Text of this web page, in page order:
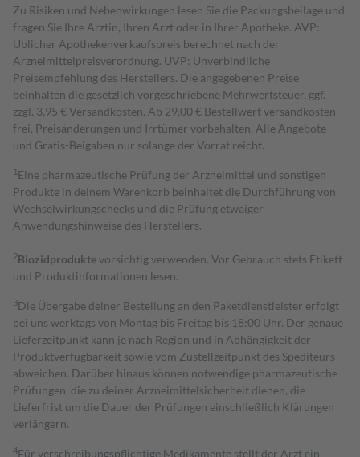
Zu Risiken und Nebenwirkungen lesen Sie die Packungsbeilage und
fragen Sie Ihre Ärztin, Ihren Arzt oder in Ihrer Apotheke. AVP:
Üblicher Apothekenverkaufspreis berechnet nach der
Arzneimittelpreisverordnung. UVP: Unverbindliche
Preisempfehlung des Herstellers. Die angegebenen Preise
beinhalten die gesetzlich vorgeschriebene Mehrwertsteuer, ggf.
zzgl. 3,95 € Versandkosten. Ab 29,00 € Bestell­wert versand­kosten­
frei. Preisänderungen und Irrtümer vorbehalten. Alle Angebote
und Gratis-Beigaben nur solange der Vorrat reicht.
1 Eine pharmazeutische Prüfung der Arzneimittel und sonstigen
Produkte in deinem Warenkorb beinhaltet die Durchführung von
Wechselwirkungschecks und die Prüfung etwaiger
Anwendungshinweise des Herstellers.
2Biozidproduktevorsichtig verwenden. Vor Gebrauch stets Etikett
und Produktinformationen lesen.
3Die Übergabe deiner Bestellung an den Paketdienstleister erfolgt
bei uns werktags von Montag bis Freitag bis 18:00 Uhr. Der genaue
Lieferzeitpunkt kann je nach Region und in Abhängigkeit der
Produktverfügbarkeit sowie vom Zustellzeitpunkt des Spediteurs
abweichen. Darüber hinaus können notwendige pharmazeutische
Prüfungen, die zu deiner Arzneimittelsicherheit dienen, die
Lieferfrist um die Dauer der Prüfungen einschließlich Klärungen
verlängern.
4Für verschreibungspflichtige Medikamente stellt der Arzt ein